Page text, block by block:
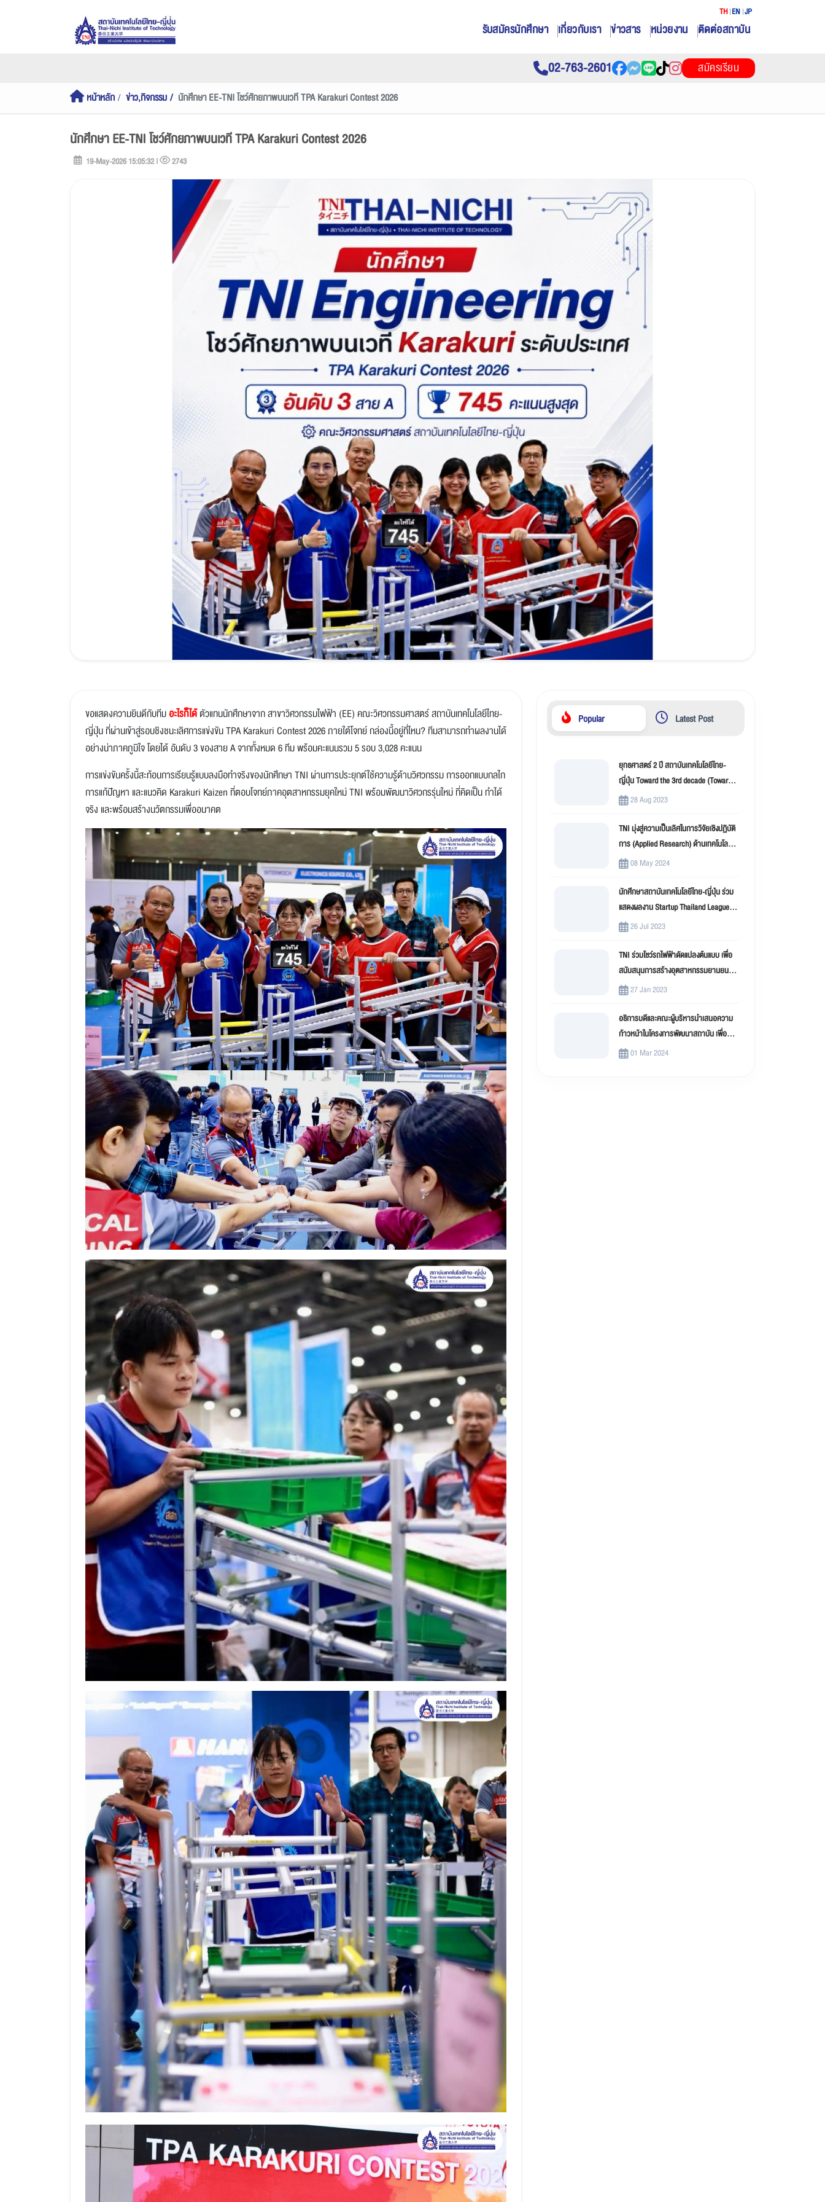
รับสมัครนักศึกษา เกี่ยวกับเรา ข่าวสาร หน่วยงาน ติดต่อสถาบัน
TH EN JP
02-763-2601 สมัครเรียน
หน้าหลัก ข่าว,กิจกรรม นักศึกษา EE-TNI โชว์ศักยภาพบนเวที TPA Karakuri Contest 2026
นักศึกษา EE-TNI โชว์ศักยภาพบนเวที TPA Karakuri Contest 2026
19-May-2026 15:05:32 | 2743
ขอแสดงความยินดีกับทีมอะไรก็ได้ตัวแทนนักศึกษาจาก สาขาวิศวกรรมไฟฟ้า (EE) คณะวิศวกรรมศาสตร์ สถาบันเทคโนโลยีไทย-
ญี่ปุ่น ที่ผ่านเข้าสู่รอบชิงชนะเลิศการแข่งขัน TPA Karakuri Contest 2026 ภายใต้โจทย์ กล่องนี้อยู่ที่ไหน? ทีมสามารถทำผลงานได้
อย่างน่าภาคภูมิใจ โดยได้ อันดับ 3 ของสาย A จากทั้งหมด 6 ทีม พร้อมคะแนนรวม 5 รอบ 3,028 คะแนน
การแข่งขันครั้งนี้สะท้อนการเรียนรู้แบบลงมือทำจริงของนักศึกษา TNI ผ่านการประยุกต์ใช้ความรู้ด้านวิศวกรรม การออกแบบกลไก
การแก้ปัญหา และแนวคิด Karakuri Kaizen ที่ตอบโจทย์ภาคอุตสาหกรรมยุคใหม่ TNI พร้อมพัฒนาวิศวกรรุ่นใหม่ ที่คิดเป็น ทำได้
จริง และพร้อมสร้างนวัตกรรมเพื่ออนาคต
Popular Latest Post
ยุทธศาสตร์ 2 ปี สถาบันเทคโนโลยีไทย-
ญี่ปุ่น Toward the 3rd decade (Toward
New Innovation –TNI)
28 Aug 2023
TNI มุ่งสู่ความเป็นเลิศในการวิจัยเชิงปฏิบัติ
การ (Applied Research) ด้านเทคโนโลยี
สารสนเทศ
08 May 2024
นักศึกษาสถาบันเทคโนโลยีไทย-ญี่ปุ่น ร่วม
แสดงผลงาน Startup Thailand League
202326 Jul 2023
TNI ร่วมโชว์รถไฟฟ้าดัดแปลงต้นแบบ เพื่อ
สนับสนุนการสร้างอุตสาหกรรมยานยนต์
ไฟฟ้าดัดแปลง (EV Conversion)
27 Jan 2023
อธิการบดีและคณะผู้บริหารนำเสนอความ
ก้าวหน้าในโครงการพัฒนาสถาบัน เพื่อขับ
เคลื่อน สถาบันเทคโนโลยีไทย-ญี่ปุ่น (TNI)
01 Mar 2024